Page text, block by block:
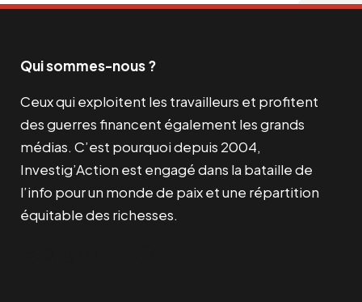
Qui sommes-nous ?
Ceux qui exploitent les travailleurs et profitent
des guerres financent également les grands
médias. C’est pourquoi depuis 2004,
Investig’Action est engagé dans la bataille de
l’info pour un monde de paix et une répartition
équitable des richesses.